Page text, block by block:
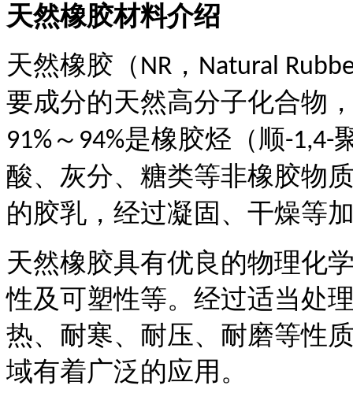
天然橡胶材料介绍
天然橡胶（ NR ， Natural
要成分的天然高分子化合物
91% ～ 94%是橡胶烃（顺-1,4-
酸、灰分、糖类等非橡胶物
的胶乳，经过凝固、干燥等
天然橡胶具有优良的物理化
性及可塑性等。经过适当处
热、耐寒、耐压、耐磨等性
域有着广泛的应用。